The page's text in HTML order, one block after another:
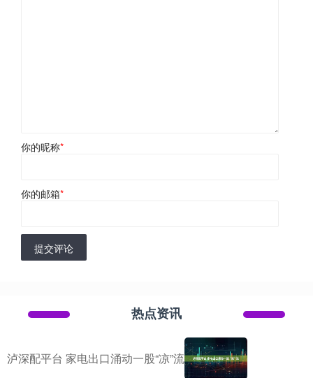
你的昵称*
你的邮箱*
提交评论
热点资讯
泸深配平台 家电出口涌动一股“凉”流